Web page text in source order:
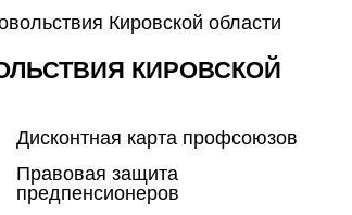
Кировской области
КИРОВСКОЙ
Дисконтная карта профсоюзов
Правовая защита
предпенсионеров